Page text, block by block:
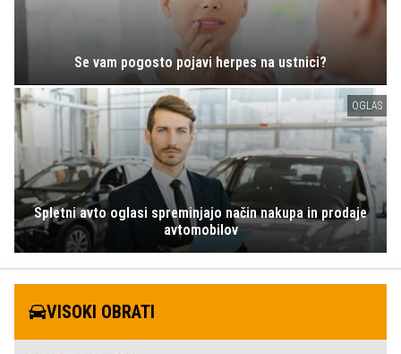
Se vam pogosto pojavi herpes na ustnici?
OGLAS
Spletni avto oglasi spreminjajo način nakupa in prodaje
avtomobilov
VISOKI OBRATI